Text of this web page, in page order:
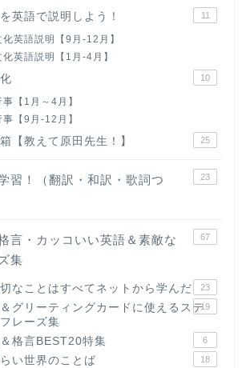
英語で説明しよう！ 11
化英語説明【9月-12月】
化英語説明【1月-4月】
10
【1月～4月】
事【9月-12月】
【教えて原田先生！】 25
習！（翻訳・和訳・歌詞つ
23
言・カッコいい英語＆素敵な
集
67
なことはすべてネットから学んだ 23
グリーティングカードに使えるステ
レーズ集
19
格言BEST20特集 6
い世界のことば 18